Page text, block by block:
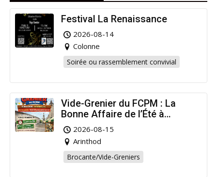
Festival La Renaissance
2026-08-14
Colonne
Soirée ou rassemblement convivial
Vide-Grenier du FCPM : La
Bonne Affaire de l’Été à
Arinthod !
2026-08-15
Arinthod
Brocante/Vide-Greniers